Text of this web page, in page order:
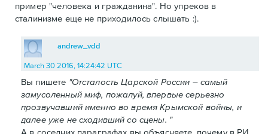
пример "человека и гражданина". Но упреков в
сталинизме еще не приходилось слышать :).
andrew_vdd
March 30 2016, 14:24:42 UTC
Вы пишете "Отсталость Царской России – самый
замусоленный миф, пожалуй, впервые серьезно
прозвучавший именно во время Крымской войны, и
далее уже не сходивший со сцены. "